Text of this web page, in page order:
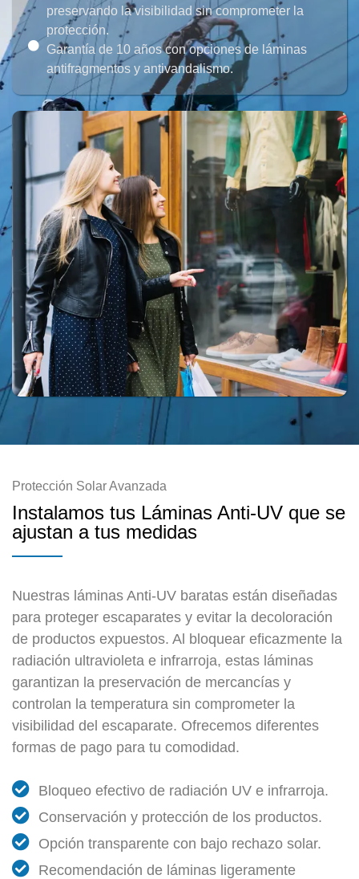
preservando la visibilidad sin comprometer la
protección.
Garantía de 10 años con opciones de láminas
antifragmentos y antivandalismo.
Protección Solar Avanzada
Instalamos tus Láminas Anti-UV que se
ajustan a tus medidas
Nuestras láminas Anti-UV baratas están diseñadas
para proteger escaparates y evitar la decoloración
de productos expuestos. Al bloquear eficazmente la
radiación ultravioleta e infrarroja, estas láminas
garantizan la preservación de mercancías y
controlan la temperatura sin comprometer la
visibilidad del escaparate. Ofrecemos diferentes
formas de pago para tu comodidad.
Bloqueo efectivo de radiación UV e infrarroja.
Conservación y protección de los productos.
Opción transparente con bajo rechazo solar.
Recomendación de láminas ligeramente